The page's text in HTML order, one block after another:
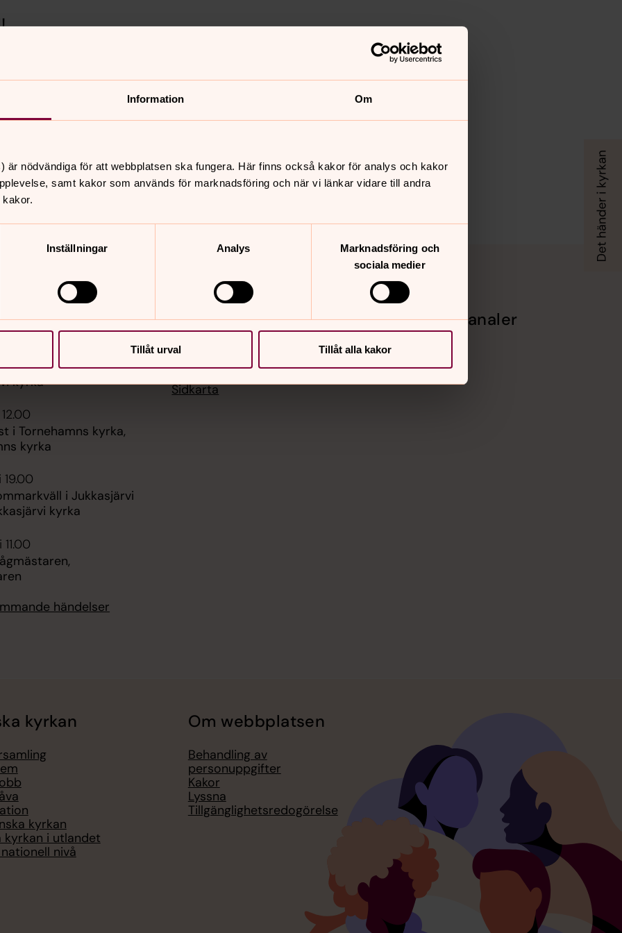
Information Om
är nödvändiga för att webbplatsen ska fungera. Här finns också kakor för analys och kakor
samt kakor som används för marknadsföring och när vi länkar vidare till andra
Inställningar Analys
Marknadsföring och
sociala medier
Tillåt urval Tillåt alla kakor
kan du se allt
tidigare.
i Jukkasjärvi kyrka,
kyrka
i Tornehamns kyrka,
kyrka
19.00
i Jukkasjärvi
kyrka
händelser
Hitta snabbt
Svenska kyrkan, Kiruna pastorat
Sidkarta
Sociala kanaler
kyrkan
kyrkan
kyrkan i utlandet
nivå
Om webbplatsen
Behandling av
personuppgifter
Kakor
Lyssna
Tillgänglighetsredogörelse